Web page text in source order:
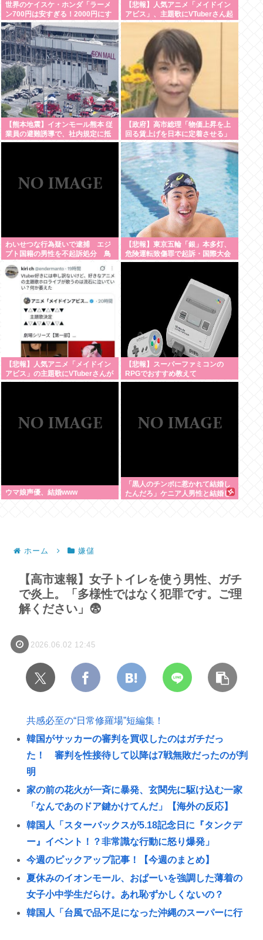
世界のケイスケ・ホンダ「ラーメ
ン700円は安すぎる！2000円にす
るべき」
【悲報】人気アニメ「メイドイン
アビス」、主題歌にVTuberさん起
用でまたまたまた炎上www
【熊本地震】イオンモール熊本 従
業員の避難誘導で、社内規定に抵
触か
【政府】高市総理「物価上昇を上
回る賃上げを日本に定着させる」
国家公務員月給3.51%増へ 人事院
の勧告を受け
わいせつな行為疑いで逮捕 エジ
プト国籍の男性を不起訴処分 鳥
取地検 [8/8]
【悲報】東京五輪「銀」本多灯、
危険運転致傷罪で起訴・国際大会
を辞退
【悲報】人気アニメ「メイドイン
アビス」の主題歌にVTuberさんが
起用されてまたまたまた炎上、も
【悲報】スーパーファミコンの
RPGでおすすめ教えて
ウマ娘声優、結婚www
「黒人のチンポに惹かれて結婚し
たんだろ」ケニア人男性と結婚し
ホーム 嫌儲
【高市速報】女子トイレを使う男性、ガチ
で炎上。「多様性ではなく犯罪です。ご理
解ください」😨
2026.06.02 12:45
共感必至の“日常修羅場”短編集！
韓国がサッカーの審判を買収したのはガチだっ
た！ 審判を性接待して以降は7戦無敗だったのが判
明
家の前の花火が一斉に暴発、玄関先に駆け込む一家
「なんであのドア鍵かけてんだ」【海外の反応】
韓国人「スターバックスが5.18記念日に『タンクデ
ー』イベント！？非常識な行動に怒り爆発」
今週のピックアップ記事！【今週のまとめ】
夏休みのイオンモール、おぱーいを強調した薄着の
女子小中学生だらけ。あれ恥ずかしくないの？
韓国人「台風で品不足になった沖縄のスーパーに行